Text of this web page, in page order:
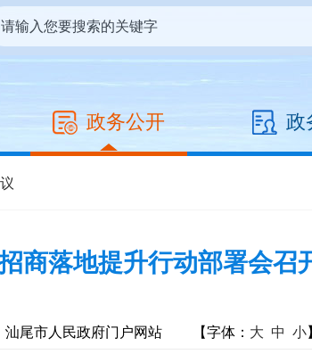
政务公开 政
商落地提升行动部署会召
汕尾市人民政府门户网站 【字体： 大 中 小